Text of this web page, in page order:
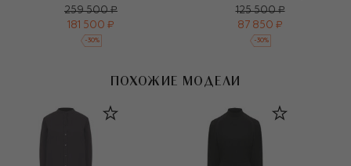
259 500 ₽
181 500 ₽
-30%
125 500 ₽
87 850 ₽
-30%
ПОХОЖИЕ МОДЕЛИ